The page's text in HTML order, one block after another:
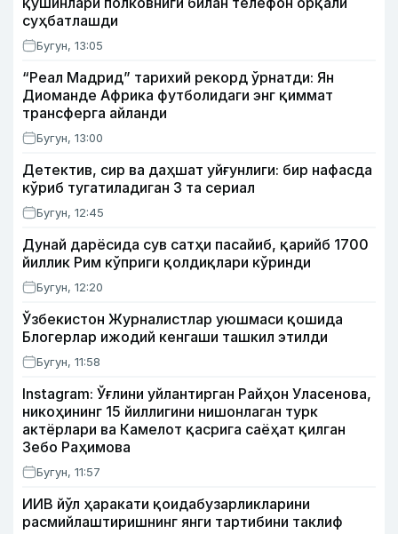
суҳбатлашди
Бугун, 13:05
“Реал Мадрид” тарихий рекорд ўрнатди: Ян
Диоманде Африка футболидаги энг қиммат
трансферга айланди
Бугун, 13:00
Детектив, сир ва даҳшат уйғунлиги: бир нафасда
кўриб тугатиладиган 3 та сериал
Бугун, 12:45
Дунай дарёсида сув сатҳи пасайиб, қарийб 1700
йиллик Рим кўприги қолдиқлари кўринди
Бугун, 12:20
Ўзбекистон Журналистлар уюшмаси қошида
Блогерлар ижодий кенгаши ташкил этилди
Бугун, 11:58
Instagram: Ўғлини уйлантирган Райҳон Уласенова,
никоҳининг 15 йиллигини нишонлаган турк
актёрлари ва Камелот қасрига саёҳат қилган
Зебо Раҳимова
Бугун, 11:57
ИИВ йўл ҳаракати қоидабузарликларини
расмийлаштиришнинг янги тартибини таклиф